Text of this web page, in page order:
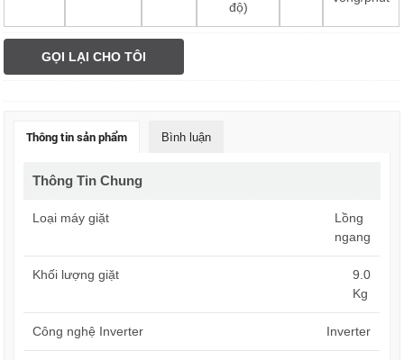
độ)
GỌI LẠI CHO TÔI
Thông tin sản phẩm Bình luận
Thông Tin Chung
Loại máy giặt
Lồng
ngang
Khối lượng giặt
9.0
Kg
Công nghệ Inverter Inverter